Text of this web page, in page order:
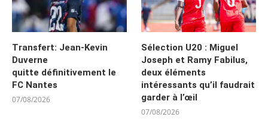
Transfert: Jean-Kevin
Duverne
quitte définitivement le
FC Nantes
07/08/2026
Sélection U20 : Miguel
Joseph et Ramy Fabilus,
deux éléments
intéressants qu’il faudrait
garder à l’œil
07/08/2026